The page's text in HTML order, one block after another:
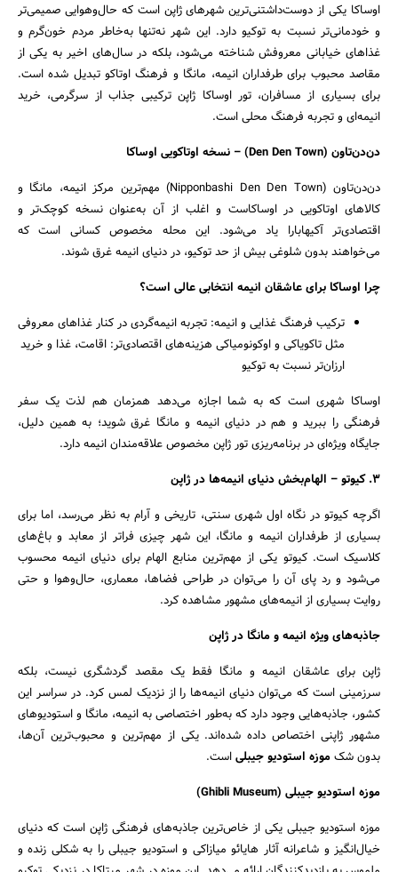
اوساکا یکی از دوست‌داشتنی‌ترین شهرهای ژاپن است که حال‌وهوایی صمیمی‌تر
و خودمانی‌تر نسبت به توکیو دارد. این شهر نه‌تنها به‌خاطر مردم خون‌گرم و
غذاهای خیابانی معروفش شناخته می‌شود، بلکه در سال‌های اخیر به یکی از
مقاصد محبوب برای طرفداران انیمه، مانگا و فرهنگ اوتاکو تبدیل شده است.
برای بسیاری از مسافران، تور اوساکا ژاپن ترکیبی جذاب از سرگرمی، خرید
انیمه‌ای و تجربه فرهنگ محلی است.
دن‌دن‌تاون (Den Den Town) –
نسخه اوتاکویی اوساکا
دن‌دن‌تاون (Nipponbashi Den Den Town) مهم‌ترین مرکز انیمه، مانگا و
کالاهای اوتاکویی در اوساکاست و اغلب از آن به‌عنوان نسخه کوچک‌تر و
اقتصادی‌تر آکیهابارا یاد می‌شود. این محله مخصوص کسانی است که
می‌خواهند بدون شلوغی بیش از حد توکیو، در دنیای انیمه غرق شوند.
چرا اوساکا برای عاشقان انیمه انتخابی عالی است؟
ترکیب فرهنگ غذایی و انیمه: تجربه انیمه‌گردی در کنار غذاهای معروفی
مثل تاکویاکی و اوکونومیاکی هزینه‌های اقتصادی‌تر: اقامت، غذا و خرید
ارزان‌تر نسبت به توکیو
اوساکا شهری است که به شما اجازه می‌دهد همزمان هم لذت یک سفر
فرهنگی را ببرید و هم در دنیای انیمه و مانگا غرق شوید؛ به همین دلیل،
جایگاه ویژه‌ای در برنامه‌ریزی تور ژاپن مخصوص علاقه‌مندان انیمه دارد.
3. کیوتو – الهام‌بخش دنیای انیمه‌ها در ژاپن
اگرچه کیوتو در نگاه اول شهری سنتی، تاریخی و آرام به نظر می‌رسد، اما برای
بسیاری از طرفداران انیمه و مانگا، این شهر چیزی فراتر از معابد و باغ‌های
کلاسیک است. کیوتو یکی از مهم‌ترین منابع الهام برای دنیای انیمه محسوب
می‌شود و رد پای آن را می‌توان در طراحی فضاها، معماری، حال‌و‌هوا و حتی
روایت بسیاری از انیمه‌های مشهور مشاهده کرد.
جاذبه‌های ویژه انیمه و مانگا در ژاپن
ژاپن برای عاشقان انیمه و مانگا فقط یک مقصد گردشگری نیست، بلکه
سرزمینی است که می‌توان دنیای انیمه‌ها را از نزدیک لمس کرد. در سراسر این
کشور، جاذبه‌هایی وجود دارد که به‌طور اختصاصی به انیمه، مانگا و استودیوهای
مشهور ژاپنی اختصاص داده شده‌اند. یکی از مهم‌ترین و محبوب‌ترین آن‌ها،
بدون شکموزه استودیو جیبلیاست.
موزه استودیو جیبلی (Ghibli Museum)
موزه استودیو جیبلی یکی از خاص‌ترین جاذبه‌های فرهنگی ژاپن است که دنیای
خیال‌انگیز و شاعرانه آثار هایائو میازاکی و استودیو جیبلی را به شکلی زنده و